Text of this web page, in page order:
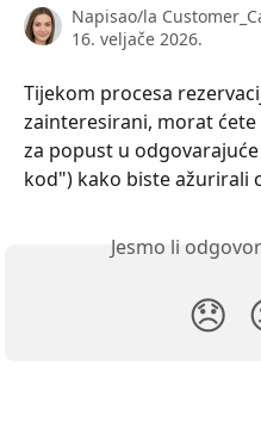
Napisao/la
16. veljače 2026.
Tijekom procesa
zainteresirani, morat
za popust u
kod") kako biste ažurirali
Jesmo li
😞